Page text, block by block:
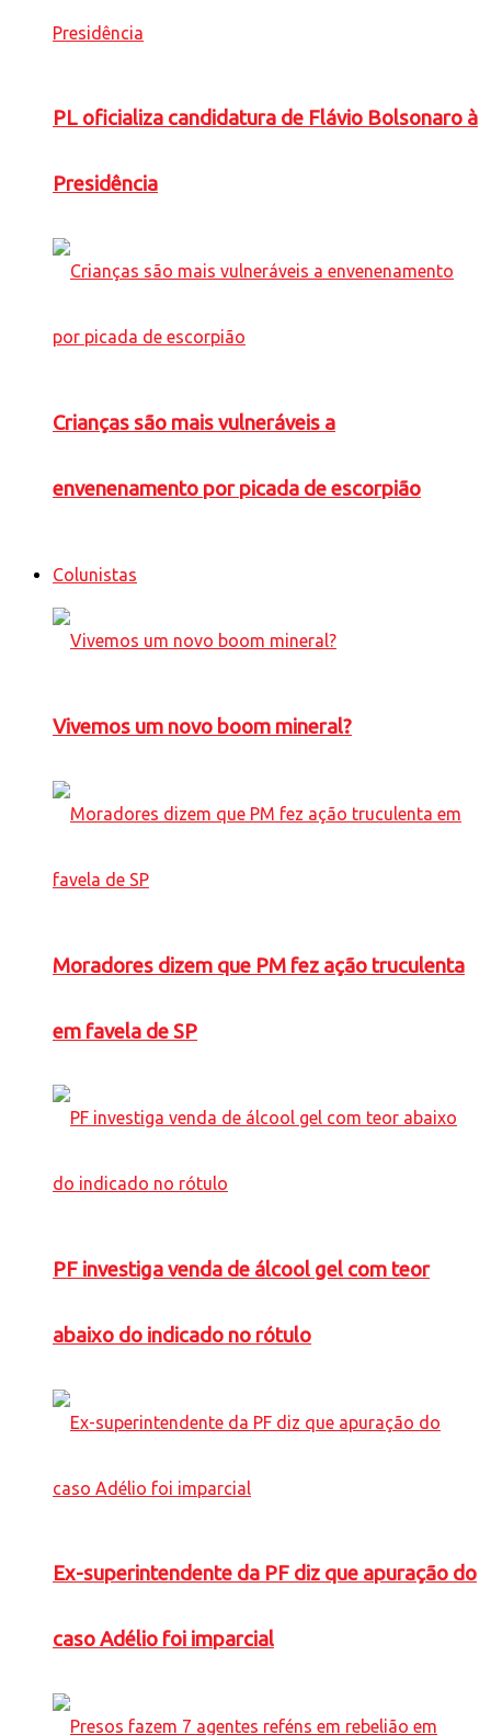
PL oficializa candidatura de Flávio Bolsonaro à
Presidência
Crianças são mais vulneráveis a
envenenamento por picada de escorpião
Colunistas
Vivemos um novo boom mineral?
Moradores dizem que PM fez ação truculenta
em favela de SP
PF investiga venda de álcool gel com teor
abaixo do indicado no rótulo
Ex-superintendente da PF diz que apuração do
caso Adélio foi imparcial